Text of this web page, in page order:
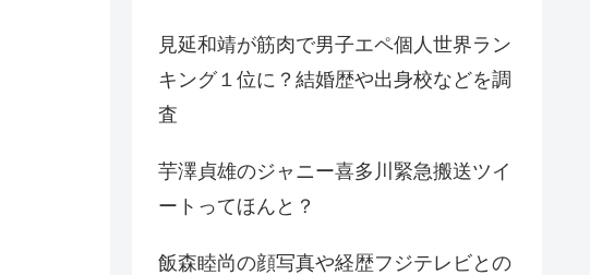
見延和靖が筋肉で男子エペ個人世界ラン
キング１位に？結婚歴や出身校などを調
査
芋澤貞雄のジャニー喜多川緊急搬送ツイ
ートってほんと？
飯森睦尚の顔写真や経歴フジテレビとの